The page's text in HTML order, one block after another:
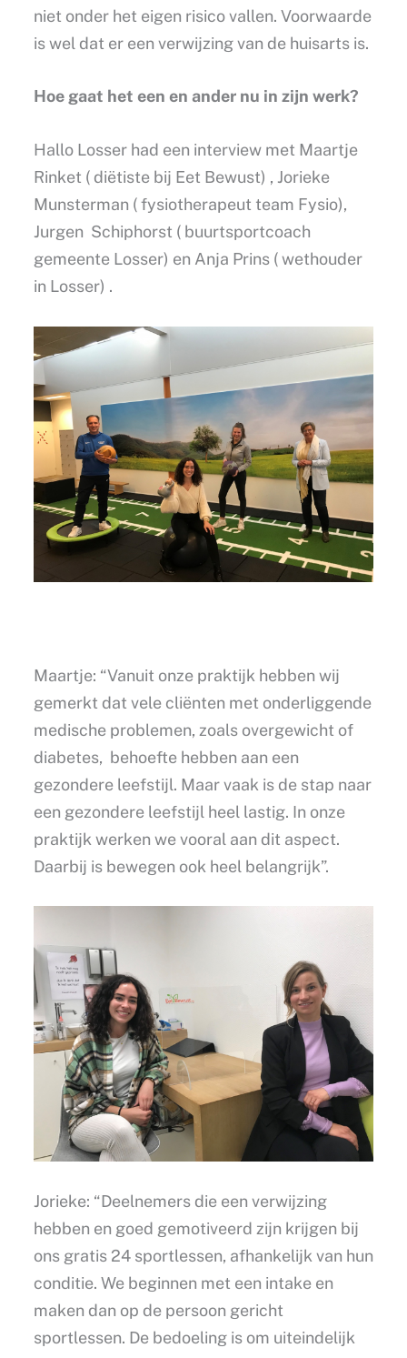
niet onder het eigen risico vallen. Voorwaarde
is wel dat er een verwijzing van de huisarts is.
Hoe gaat het een en ander nu in zijn werk?
Hallo Losser had een interview met Maartje
Rinket ( diëtiste bij Eet Bewust) , Jorieke
Munsterman ( fysiotherapeut team Fysio),
Jurgen Schiphorst ( buurtsportcoach
gemeente Losser) en Anja Prins ( wethouder
in Losser) .
Maartje: “Vanuit onze praktijk hebben wij
gemerkt dat vele cliënten met onderliggende
medische problemen, zoals overgewicht of
diabetes, behoefte hebben aan een
gezondere leefstijl. Maar vaak is de stap naar
een gezondere leefstijl heel lastig. In onze
praktijk werken we vooral aan dit aspect.
Daarbij is bewegen ook heel belangrijk”.
Jorieke: “Deelnemers die een verwijzing
hebben en goed gemotiveerd zijn krijgen bij
ons gratis 24 sportlessen, afhankelijk van hun
conditie. We beginnen met een intake en
maken dan op de persoon gericht
sportlessen. De bedoeling is om uiteindelijk